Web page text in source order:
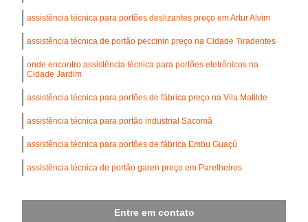
assistência técnica para portões deslizantes preço em Artur Alvim
assistência técnica de portão peccinin preço na Cidade Tiradentes
onde encontro assistência técnica para portões eletrônicos na
Cidade Jardim
assistência técnica para portões de fábrica preço na Vila Matilde
assistência técnica para portão industrial Sacomã
assistência técnica para portões de fábrica Embu Guaçú
assistência técnica de portão garen preço em Parelheiros
Entre em contato